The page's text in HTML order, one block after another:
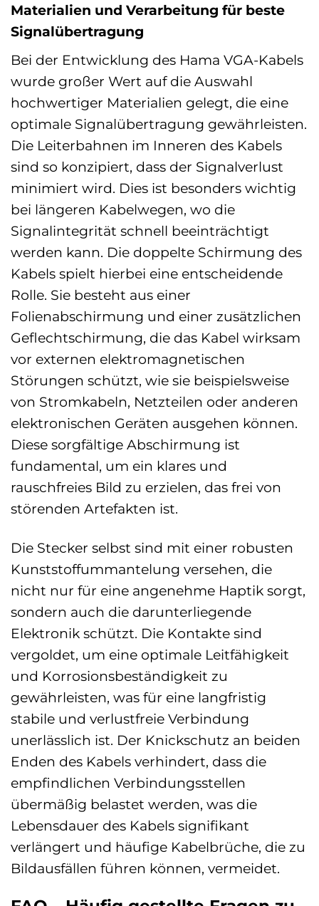
Materialien und Verarbeitung für beste
Signalübertragung
Bei der Entwicklung des Hama VGA-Kabels
wurde großer Wert auf die Auswahl
hochwertiger Materialien gelegt, die eine
optimale Signalübertragung gewährleisten.
Die Leiterbahnen im Inneren des Kabels
sind so konzipiert, dass der Signalverlust
minimiert wird. Dies ist besonders wichtig
bei längeren Kabelwegen, wo die
Signalintegrität schnell beeinträchtigt
werden kann. Die doppelte Schirmung des
Kabels spielt hierbei eine entscheidende
Rolle. Sie besteht aus einer
Folienabschirmung und einer zusätzlichen
Geflechtschirmung, die das Kabel wirksam
vor externen elektromagnetischen
Störungen schützt, wie sie beispielsweise
von Stromkabeln, Netzteilen oder anderen
elektronischen Geräten ausgehen können.
Diese sorgfältige Abschirmung ist
fundamental, um ein klares und
rauschfreies Bild zu erzielen, das frei von
störenden Artefakten ist.
Die Stecker selbst sind mit einer robusten
Kunststoffummantelung versehen, die
nicht nur für eine angenehme Haptik sorgt,
sondern auch die darunterliegende
Elektronik schützt. Die Kontakte sind
vergoldet, um eine optimale Leitfähigkeit
und Korrosionsbeständigkeit zu
gewährleisten, was für eine langfristig
stabile und verlustfreie Verbindung
unerlässlich ist. Der Knickschutz an beiden
Enden des Kabels verhindert, dass die
empfindlichen Verbindungsstellen
übermäßig belastet werden, was die
Lebensdauer des Kabels signifikant
verlängert und häufige Kabelbrüche, die zu
Bildausfällen führen können, vermeidet.